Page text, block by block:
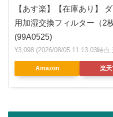
【あす楽】【在庫あり】
用加湿交換フィルター（2
(99A0525)
¥3,098 (2026/08/05 11:13:03時点
Amazon 楽